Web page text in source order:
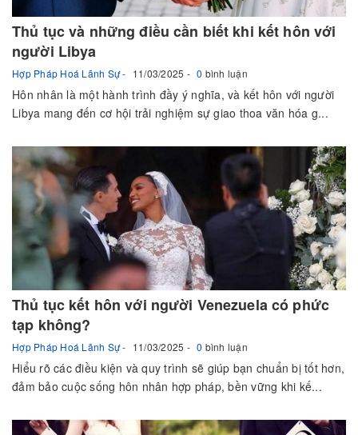
Thủ tục và những điều cần biết khi kết hôn với
người Libya
Hợp Pháp Hoá Lãnh Sự 11/03/2025 0 bình luận
Hôn nhân là một hành trình đầy ý nghĩa, và kết hôn với người
Libya mang đến cơ hội trải nghiệm sự giao thoa văn hóa g...
Thủ tục kết hôn với người Venezuela có phức
tạp không?
Hợp Pháp Hoá Lãnh Sự 11/03/2025 0 bình luận
Hiểu rõ các điều kiện và quy trình sẽ giúp bạn chuẩn bị tốt hơn,
đảm bảo cuộc sống hôn nhân hợp pháp, bền vững khi kế...